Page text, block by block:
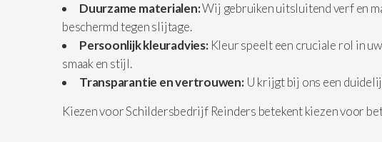
Duurzame materialen:Wij gebruiken uitsluitend verf en
beschermd tegen slijtage.
Persoonlijk kleuradvies:Kleur speelt een cruciale rol in
smaak en stijl.
Transparantie en vertrouwen:U krijgt bij ons een
Kiezen voor Schildersbedrijf Reinders betekent kiezen voor